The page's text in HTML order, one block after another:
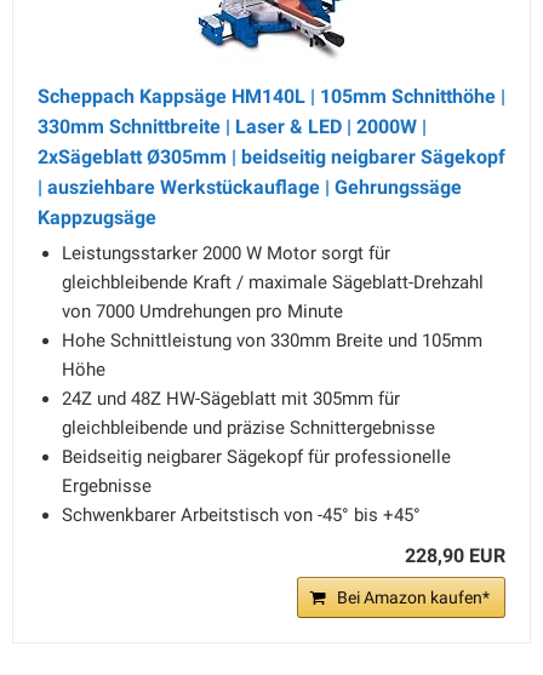
Scheppach Kappsäge HM140L | 105mm Schnitthöhe |
330mm Schnittbreite | Laser & LED | 2000W |
2xSägeblatt Ø305mm | beidseitig neigbarer Sägekopf
| ausziehbare Werkstückauflage | Gehrungssäge
Kappzugsäge
Leistungsstarker 2000 W Motor sorgt für
gleichbleibende Kraft / maximale Sägeblatt-Drehzahl
von 7000 Umdrehungen pro Minute
Hohe Schnittleistung von 330mm Breite und 105mm
Höhe
24Z und 48Z HW-Sägeblatt mit 305mm für
gleichbleibende und präzise Schnittergebnisse
Beidseitig neigbarer Sägekopf für professionelle
Ergebnisse
Schwenkbarer Arbeitstisch von -45° bis +45°
228,90 EUR
Bei Amazon kaufen*